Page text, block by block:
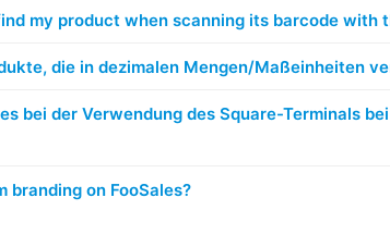
my product when scanning its barcode with
die in dezimalen Mengen/Maßeinheiten
bei der Verwendung des Square-Terminals
branding on FooSales?